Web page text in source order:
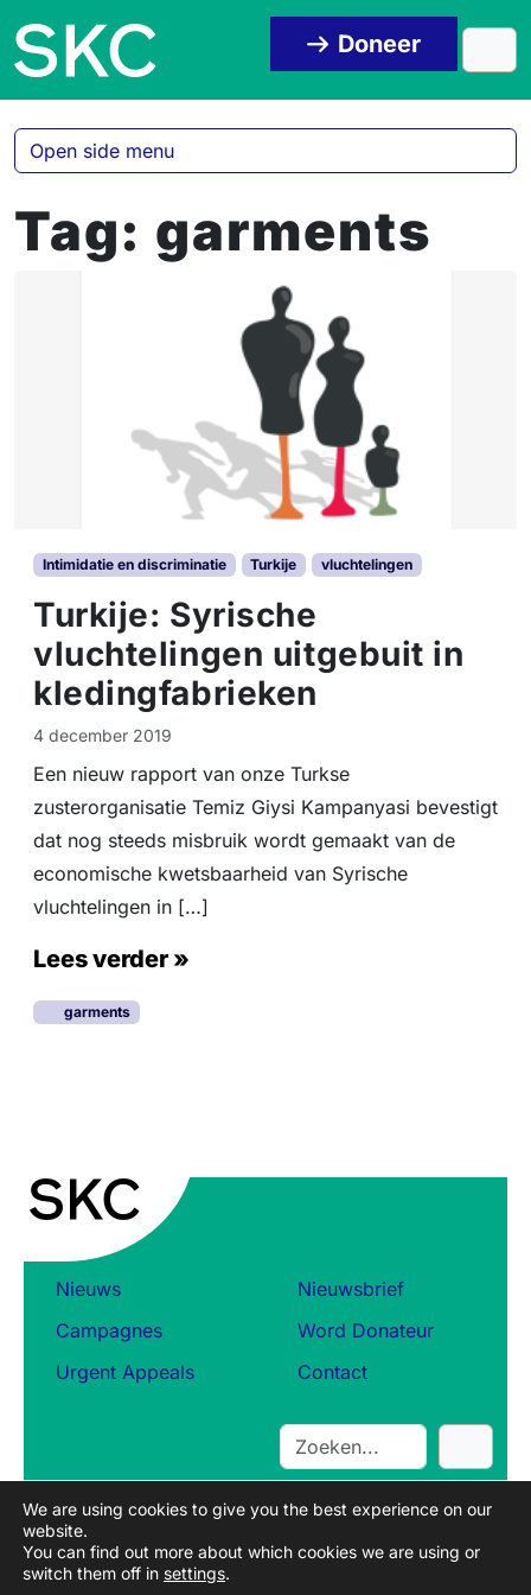
Doneer
Tag: garments
Intimidatie en discriminatie Turkije vluchtelingen
Turkije: Syrische
vluchtelingen uitgebuit in
kledingfabrieken
4 december 2019
Een nieuw rapport van onze Turkse
zusterorganisatie Temiz Giysi Kampanyasi bevestigt
dat nog steeds misbruik wordt gemaakt van de
economische kwetsbaarheid van Syrische
vluchtelingen in […]
Lees verder »
garments
Open side menu
Nieuws
Campagnes
Urgent Appeals
Nieuwsbrief
Word Donateur
Contact
S
e
r
c
We are using cookies to give you the best experience on our
website.
You can find out more about which cookies we are using or
switch them off in settings.